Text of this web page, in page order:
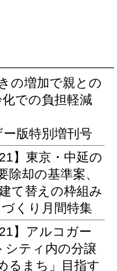
の増加で親との
での負担軽減
版特別増刊号
】東京・中延の
却の基準案、
て替えの枠組み
づくり月間特集
】アルコガー
シティ内の分譲
るまち」目指す